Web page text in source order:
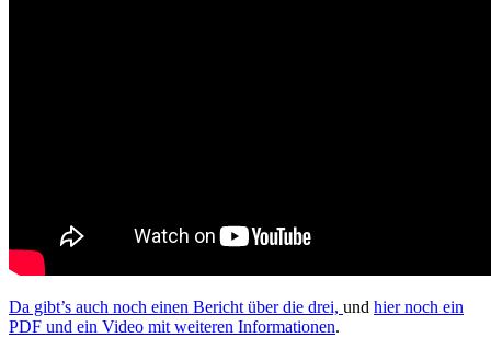
Da gibt’s auch noch einen Bericht über die drei, und hier noch ein
PDF und ein Video mit weiteren Informationen.